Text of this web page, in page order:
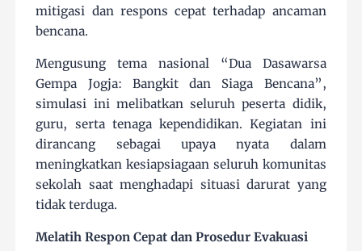
mitigasi dan respons cepat terhadap ancaman
bencana.
Mengusung tema nasional “Dua Dasawarsa
Gempa Jogja: Bangkit dan Siaga Bencana”,
simulasi ini melibatkan seluruh peserta didik,
guru, serta tenaga kependidikan. Kegiatan ini
dirancang sebagai upaya nyata dalam
meningkatkan kesiapsiagaan seluruh komunitas
sekolah saat menghadapi situasi darurat yang
tidak terduga.
Melatih Respon Cepat dan Prosedur Evakuasi